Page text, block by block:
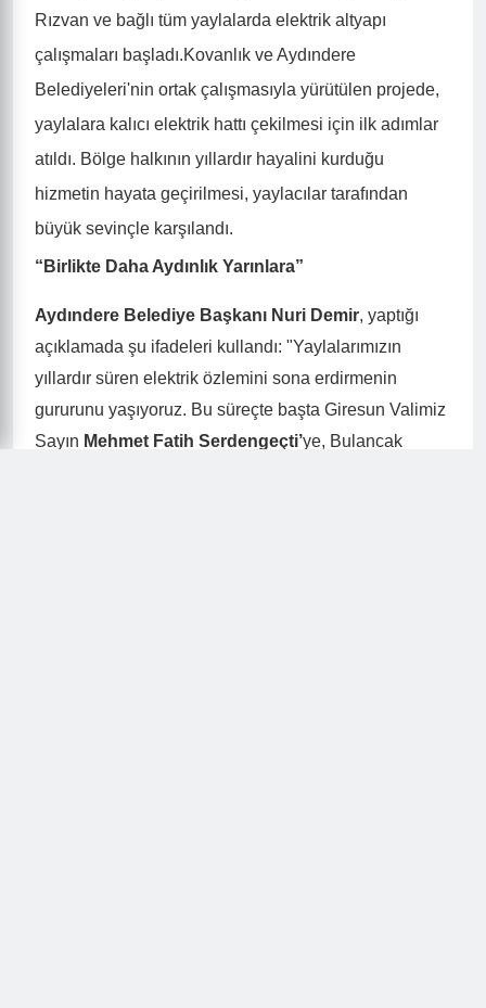
Rızvan ve bağlı tüm yaylalarda elektrik altyapı
çalışmaları başladı.Kovanlık ve Aydındere
Belediyeleri'nin ortak çalışmasıyla yürütülen projede,
yaylalara kalıcı elektrik hattı çekilmesi için ilk adımlar
atıldı. Bölge halkının yıllardır hayalini kurduğu
hizmetin hayata geçirilmesi, yaylacılar tarafından
büyük sevinçle karşılandı.
“Birlikte Daha Aydınlık Yarınlara”
Aydındere Belediye Başkanı Nuri Demir, yaptığı
açıklamada şu ifadeleri kullandı: "Yaylalarımızın
yıllardır süren elektrik özlemini sona erdirmenin
gururunu yaşıyoruz. Bu süreçte başta Giresun Valimiz
Sayın Mehmet Fatih Serdengeçti’ye, Bulancak